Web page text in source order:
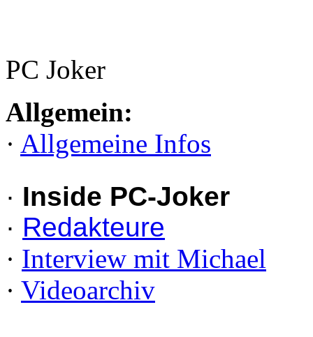
PC Joker
Allgemein:
· Allgemeine Infos
· Inside PC-Joker
· Redakteure
· Interview mit Michael
· Videoarchiv